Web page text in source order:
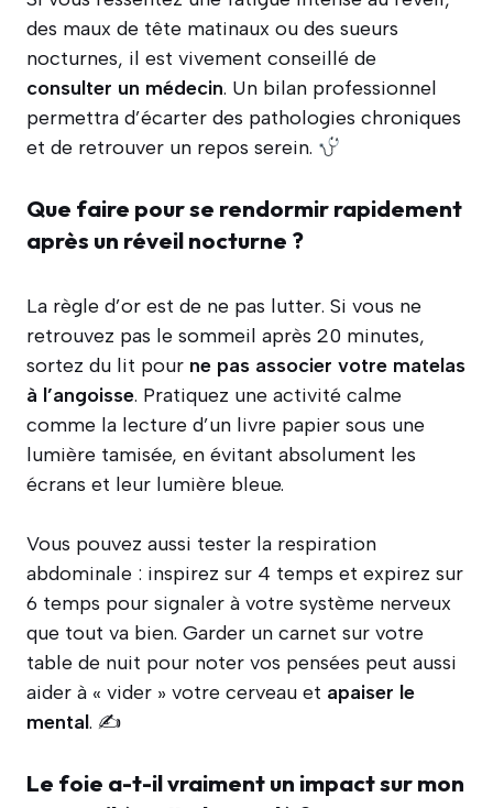
des maux de tête matinaux ou des sueurs
nocturnes, il est vivement conseillé de
consulter un médecin. Un bilan professionnel
permettra d’écarter des pathologies chroniques
et de retrouver un repos serein.
Que faire pour se rendormir rapidement
après un réveil nocturne ?
La règle d’or est de ne pas lutter. Si vous ne
retrouvez pas le sommeil après 20 minutes,
sortez du lit pour ne pas associer votre matelas
à l’angoisse. Pratiquez une activité calme
comme la lecture d’un livre papier sous une
lumière tamisée, en évitant absolument les
écrans et leur lumière bleue.
Vous pouvez aussi tester la respiration
abdominale : inspirez sur 4 temps et expirez sur
6 temps pour signaler à votre système nerveux
que tout va bien. Garder un carnet sur votre
table de nuit pour noter vos pensées peut aussi
aider à « vider » votre cerveau et apaiser le
mental. ✍️
Le foie a-t-il vraiment un impact sur mon